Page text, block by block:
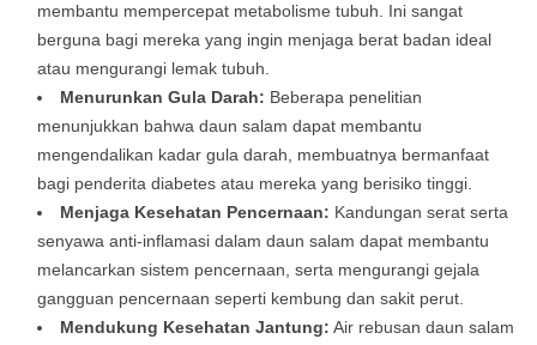
membantu mempercepat metabolisme tubuh. Ini sangat
berguna bagi mereka yang ingin menjaga berat badan ideal
atau mengurangi lemak tubuh.
Menurunkan Gula Darah: Beberapa penelitian
menunjukkan bahwa daun salam dapat membantu
mengendalikan kadar gula darah, membuatnya bermanfaat
bagi penderita diabetes atau mereka yang berisiko tinggi.
Menjaga Kesehatan Pencernaan: Kandungan serat serta
senyawa anti-inflamasi dalam daun salam dapat membantu
melancarkan sistem pencernaan, serta mengurangi gejala
gangguan pencernaan seperti kembung dan sakit perut.
Mendukung Kesehatan Jantung: Air rebusan daun salam